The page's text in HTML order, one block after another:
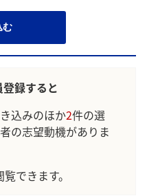
む
録すると
込みのほか2件の選
の志望動機がありま
できます。